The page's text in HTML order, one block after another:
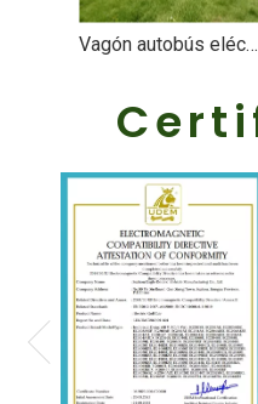
Vagón autobús eléctrico de diseño personalizado para Amusemint Park - EG6158KF